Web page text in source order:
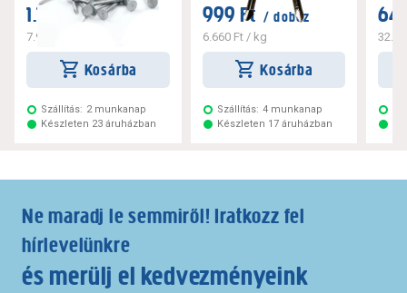
1.199 Ft / darab
7.993 Ft
Kosárba
Szállítás: 2 munkanap
Készleten 23 áruházban
999 Ft / doboz
6.660 Ft/ kg
Kosárba
Szállítás: 4 munkanap
Készleten 17 áruházban
Ne maradj le semmiről! Iratkozz fel
hírlevelünkre
és merülj el kedvezményeink